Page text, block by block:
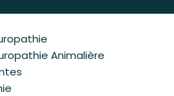
Animalière